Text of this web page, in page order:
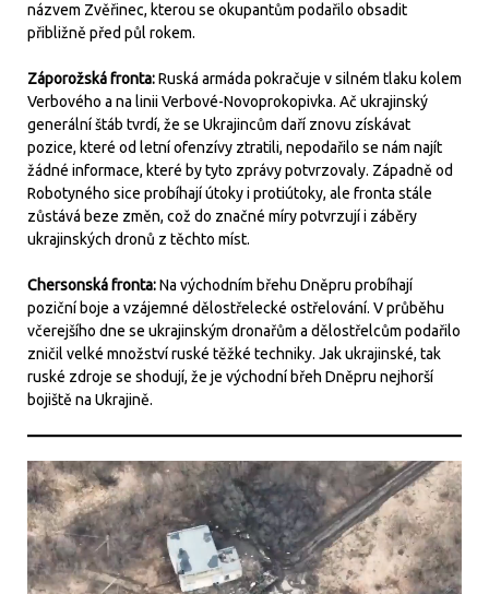
názvem Zvěřinec, kterou se okupantům podařilo obsadit
přibližně před půl rokem.
Záporožská fronta:Ruská armáda pokračuje v silném tlaku kolem
Verbového a na linii Verbové-Novoprokopivka. Ač ukrajinský
generální štáb tvrdí, že se Ukrajincům daří znovu získávat
pozice, které od letní ofenzívy ztratili, nepodařilo se nám najít
žádné informace, které by tyto zprávy potvrzovaly. Západně od
Robotyného sice probíhají útoky i protiútoky, ale fronta stále
zůstává beze změn, což do značné míry potvrzují i záběry
ukrajinských dronů z těchto míst.
Chersonská fronta:Na východním břehu Dněpru probíhají
poziční boje a vzájemné dělostřelecké ostřelování. V průběhu
včerejšího dne se ukrajinským dronařům a dělostřelcům podařilo
zničil velké množství ruské těžké techniky. Jak ukrajinské, tak
ruské zdroje se shodují, že je východní břeh Dněpru nejhorší
bojiště na Ukrajině.